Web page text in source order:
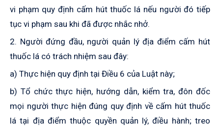
vi phạm quy định cấm hút thuốc lá nếu người đó tiếp
tục vi phạm sau khi đã được nhắc nhở.
2. Người đứng đầu, người quản lý địa điểm cấm hút
thuốc lá có trách nhiệm sau đây:
a) Thực hiện quy định tại Điều 6 của Luật này;
b) Tổ chức thực hiện, hướng dẫn, kiểm tra, đôn đốc
mọi người thực hiện đúng quy định về cấm hút thuốc
lá tại địa điểm thuộc quyền quản lý, điều hành; treo